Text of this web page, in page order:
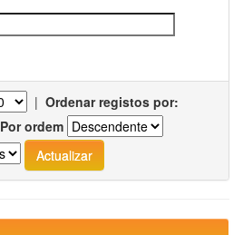
| Ordenar registos por:
Por ordem